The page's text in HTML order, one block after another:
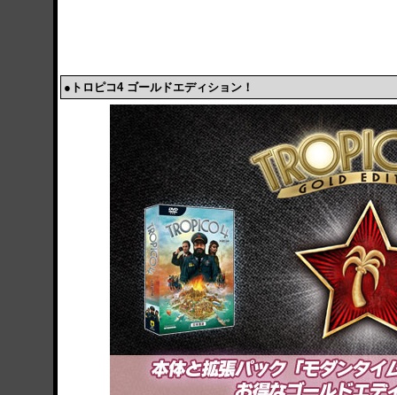
●トロピコ4 ゴールドエディション！